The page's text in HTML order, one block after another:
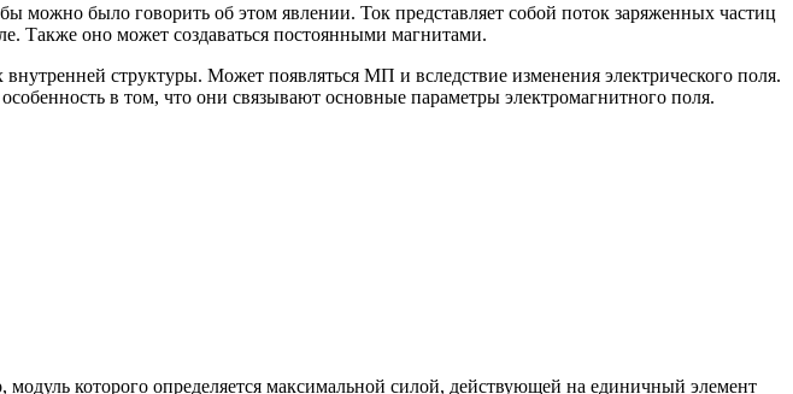
было говорить об этом явлении. Ток представляет собой поток заряженных частиц
Также оно может создаваться постоянными магнитами.
структуры. Может появляться МП и вследствие изменения электрического поля.
в том, что они связывают основные параметры электромагнитного поля.
которого определяется максимальной силой, действующей на единичный элемент